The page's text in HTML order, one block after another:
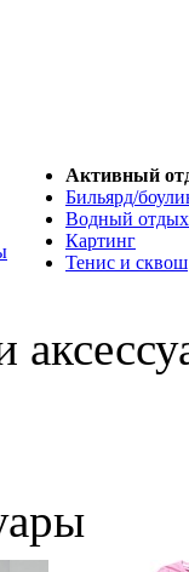
Активный
Бильярд/
Водный отдых
Картинг
Тенис и сквош